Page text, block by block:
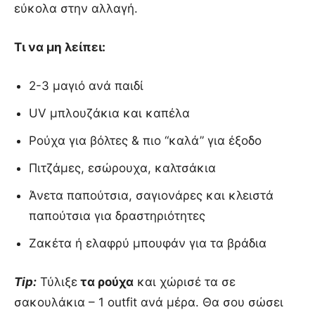
εύκολα στην αλλαγή.
Τι να μη λείπει:
2-3 μαγιό ανά παιδί
UV μπλουζάκια και καπέλα
Ρούχα για βόλτες & πιο “καλά” για έξοδο
Πιτζάμες, εσώρουχα, καλτσάκια
Άνετα παπούτσια, σαγιονάρες και κλειστά
παπούτσια για δραστηριότητες
Ζακέτα ή ελαφρύ μπουφάν για τα βράδια
Tip: Τύλιξε τα ρούχα και χώρισέ τα σε
σακουλάκια – 1 outfit ανά μέρα. Θα σου σώσει